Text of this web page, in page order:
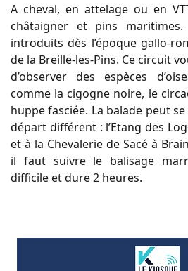
A cheval, en attelage ou en
châtaigner et pins
introduits dès l’époque gallo-
de la Breille-les-Pins. Ce circuit
d’observer des espèces
comme la cigogne noire, le
huppe fasciée. La balade peut
départ différent : l’Etang des
et à la Chevalerie de Sacé à
il faut suivre le balisage
difficile et dure 2 heures.